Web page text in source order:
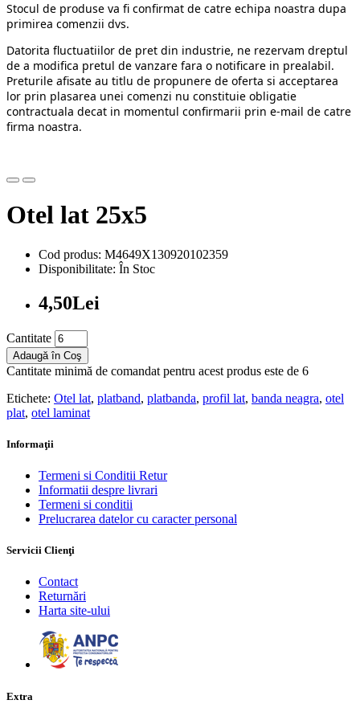
Stocul de produse va fi confirmat de catre echipa noastra dupa
primirea comenzii dvs.
Datorita fluctuatiilor de pret din industrie, ne rezervam dreptul
de a modifica pretul de vanzare fara o notificare in prealabil.
Preturile afisate au titlu de propunere de oferta si acceptarea
lor prin plasarea unei comenzi nu constituie obligatie
contractuala decat in momentul confirmarii prin e-mail de catre
firma noastra.
Otel lat 25x5
Cod produs: M4649X130920102359
Disponibilitate: În Stoc
4,50Lei
Cantitate
Adaugă în Coş
Cantitate minimă de comandat pentru acest produs este de 6
Etichete: Otel lat, platband, platbanda, profil lat, banda neagra, otel
plat, otel laminat
Informaţii
Termeni si Conditii Retur
Informatii despre livrari
Termeni si conditii
Prelucrarea datelor cu caracter personal
Servicii Clienţi
Contact
Returnări
Harta site-ului
Extra